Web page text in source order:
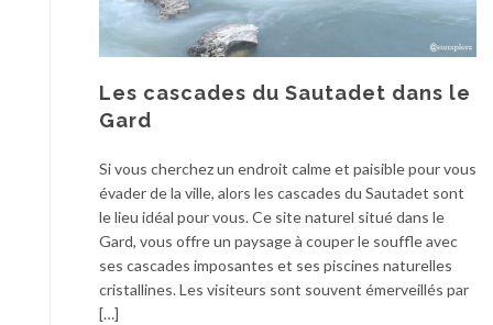
Les cascades du Sautadet dans le
Gard
Si vous cherchez un endroit calme et paisible pour vous
évader de la ville, alors les cascades du Sautadet sont
le lieu idéal pour vous. Ce site naturel situé dans le
Gard, vous offre un paysage à couper le souffle avec
ses cascades imposantes et ses piscines naturelles
cristallines. Les visiteurs sont souvent émerveillés par
[…]